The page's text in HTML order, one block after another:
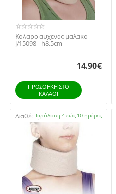
Κολαρο αυχενος μαλακο
j/15098-l-h8,5cm
14.90€
ΠΡΟΣΘΉΚΗ ΣΤΟ
ΚΑΛΆΘΙ
Διαθέσιμο:Παράδοση 4 εώς 10 ημέρες